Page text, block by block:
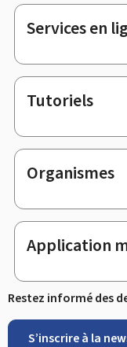
Services en
Tutoriels
Organismes
Application
Restez informé des
S’inscrire à la